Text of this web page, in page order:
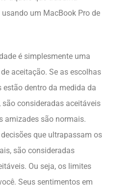
um MacBook Pro de
é simplesmente uma
aceitação. Se as escolhas
estão dentro da medida da
são consideradas aceitáveis
amizades são normais.
que ultrapassam os
são consideradas
Ou seja, os limites
Seus sentimentos em